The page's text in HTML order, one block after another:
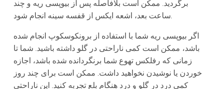
برگردید. ممکن است بلافاصله پس از بیوپسی ریه و چند
ساعت بعد، اشعه ایکس از قفسه سینه انجام شود.
اگر بیوپسی ریه شما با استفاده از برونکوسکوپ انجام شده
باشد، ممکن است کمی ناراحتی در گلو داشته باشید. شما تا
زمانی که رفلكس تهوع شما برنگردانده شده باشد، اجازه
خوردن یا نوشیدن نخواهید داشت. ممکن است برای چند روز
کمی درد در گلو و درد هنگام بلع تجربه کنید. این ناراحتی